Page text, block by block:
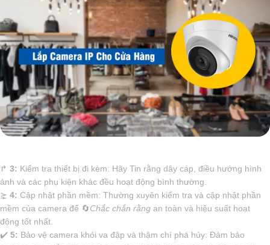
️↱ 3: Kiểm tra thiết bị đi kèm: Hãy Tin rằng dây cáp, điều hướng hình
ảnh và các phụ kiện khác đều hoạt động bình thường.
⋩ 4: Cập nhật phần mềm: Thường xuyên kiểm tra và cập nhật phần
mềm của camera để 🔄Chắc chắn rằng an toàn và hiệu suất hoạt
động tốt nhất.
✔️ 5: Bảo vệ camera khỏi va đập và thậm chí phá hủy: Đảm bảo